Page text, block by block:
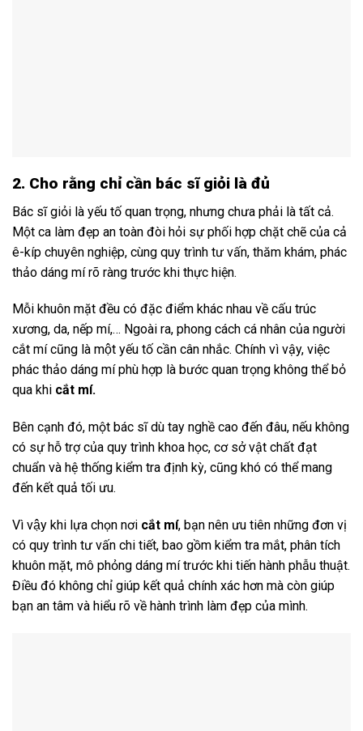
2. Cho rằng chỉ cần bác sĩ giỏi là đủ
Bác sĩ giỏi là yếu tố quan trọng, nhưng chưa phải là tất cả.
Một ca làm đẹp an toàn đòi hỏi sự phối hợp chặt chẽ của cả
ê-kíp chuyên nghiệp, cùng quy trình tư vấn, thăm khám, phác
thảo dáng mí rõ ràng trước khi thực hiện.
Mỗi khuôn mặt đều có đặc điểm khác nhau về cấu trúc
xương, da, nếp mí,… Ngoài ra, phong cách cá nhân của người
cắt mí cũng là một yếu tố cần cân nhắc. Chính vì vậy, việc
phác thảo dáng mí phù hợp là bước quan trọng không thể bỏ
qua khi cắt mí.
Bên cạnh đó, một bác sĩ dù tay nghề cao đến đâu, nếu không
có sự hỗ trợ của quy trình khoa học, cơ sở vật chất đạt
chuẩn và hệ thống kiểm tra định kỳ, cũng khó có thể mang
đến kết quả tối ưu.
Vì vậy khi lựa chọn nơi cắt mí, bạn nên ưu tiên những đơn vị
có quy trình tư vấn chi tiết, bao gồm kiểm tra mắt, phân tích
khuôn mặt, mô phỏng dáng mí trước khi tiến hành phẫu thuật.
Điều đó không chỉ giúp kết quả chính xác hơn mà còn giúp
bạn an tâm và hiểu rõ về hành trình làm đẹp của mình.